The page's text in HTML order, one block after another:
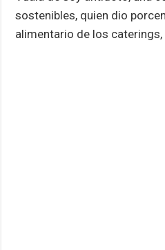
sostenibles, quien dio
alimentario de los